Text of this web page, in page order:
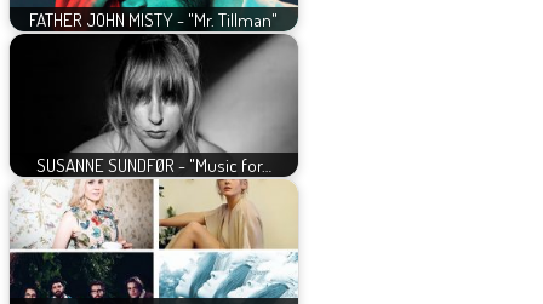
FATHER JOHN MISTY - "Mr. Tillman"
SUSANNE SUNDFØR - "Music for…